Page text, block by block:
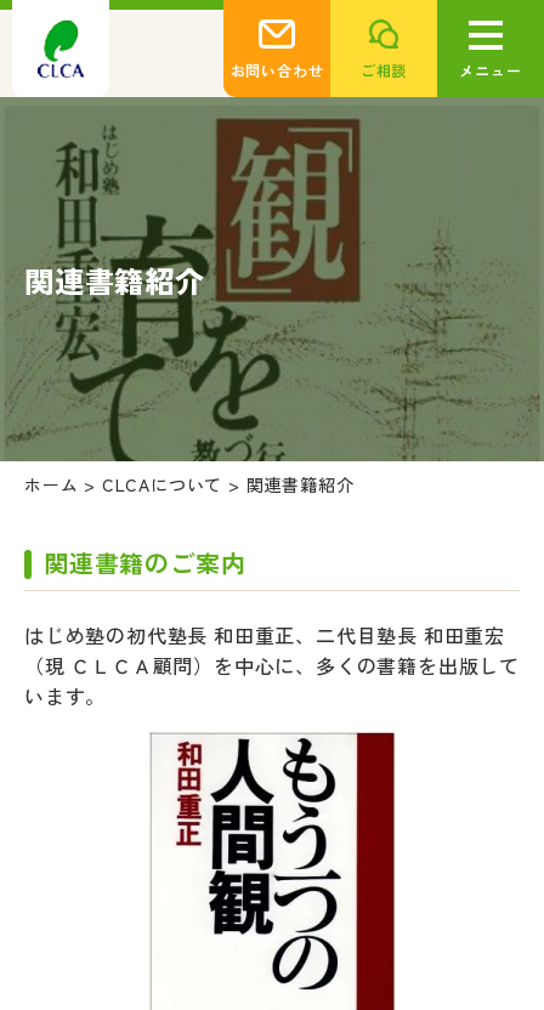
お問い合わせ ご相談 メニュー
関連書籍紹介
ホーム > CLCAについて > 関連書籍紹介
関連書籍のご案内
はじめ塾の初代塾長 和田重正、二代目塾長 和田重宏
（現 ＣＬＣＡ顧問）を中心に、多くの書籍を出版して
います。